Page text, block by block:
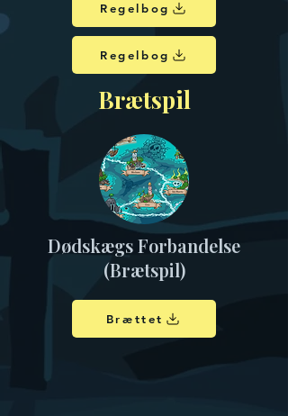
Regelbog
Regelbog
Brætspil
Dødskægs Forbandelse
(Brætspil)
Brættet